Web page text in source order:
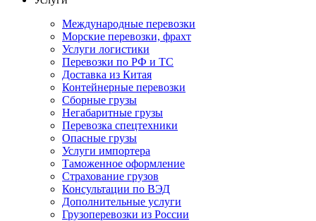
Международные перевозки
Морские перевозки, фрахт
Услуги логистики
Перевозки по РФ и ТС
Доставка из Китая
Контейнерные перевозки
Сборные грузы
Негабаритные грузы
Перевозка спецтехники
Опасные грузы
Услуги импортера
Таможенное оформление
Страхование грузов
Консультации по ВЭД
Дополнительные услуги
Грузоперевозки из России